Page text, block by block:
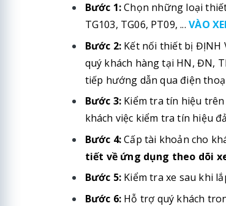
Bước 1:Chọn những loại thiết
TG103, TG06, PT09, ...VÀO
Bước 2:Kết nối thiết bị ĐỊNH
quý khách hàng tại HN, ĐN,
tiếp hướng dẫn qua điện
Bước 3:Kiểm tra tín hiệu trên
khách việc kiểm tra tín hiệu
Bước 4:Cấp tài khoản cho
tiết về ứng dụng theo dõi
Bước 5:Kiểm tra xe sau khi
Bước 6:Hỗ trợ quý khách